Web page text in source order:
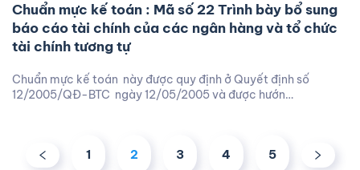
Chuẩn mực kế toán : Mã số 22 Trình bày bổ sung
báo cáo tài chính của các ngân hàng và tổ chức
tài chính tương tự
Chuẩn mực kế toán này được quy định ở Quyết định số
12/2005/QĐ-BTC ngày 12/05/2005 và được hướn…
1 2 3 4 5